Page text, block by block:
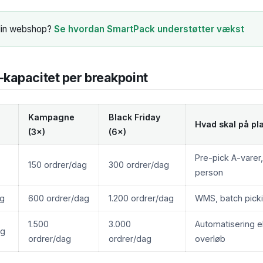
webshop? Se hvordan SmartPack understøtter vækst
per breakpoint
Kampagne
(3×)
Black Friday
(6×)
Hvad skal på
150 ordrer/dag 300 ordrer/dag
Pre-pick A-
person
600 ordrer/dag 1.200 ordrer/dag WMS, batch
1.500
ordrer/dag
3.000
ordrer/dag
Automatisering
overløb